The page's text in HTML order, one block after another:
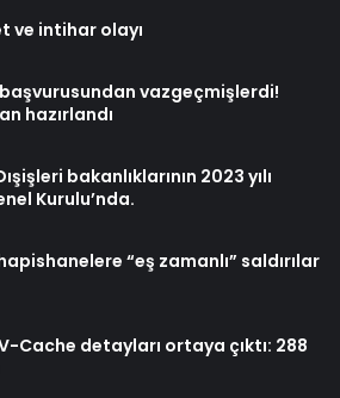
ve intihar olayı
başvurusundan vazgeçmişlerdi!
hazırlandı
bakanlıklarının 2023 yılı
Kurulu’nda.
“eş zamanlı” saldırılar
Cache detayları ortaya çıktı: 288